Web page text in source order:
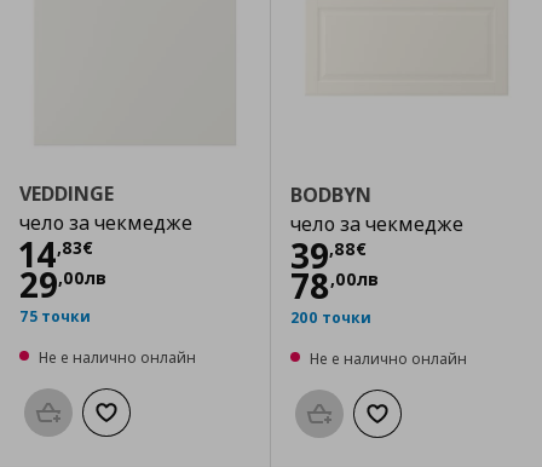
VEDDINGE
чело за чекмедже
14,83€
Цена
29,00лв
75 точки
Не е налично онлайн
Προσθήκη στο καλάθι
Добави към списъка с любими
BODBYN
чело за чекмедже
39,88€
Цена
78,00лв
200 точки
Не е налично онлайн
Προσθήκη στο καλάθι
Добави към